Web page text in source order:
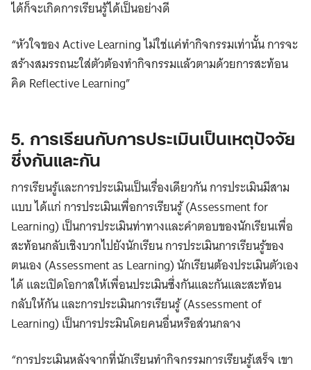
ได้ก็จะเกิดการเรียนรู้ได้เป็นอย่างดี
“หัวใจของ Active Learning ไม่ใช่แค่ทำกิจกรรมเท่านั้น การจะ
สร้างสมรรถนะใส่ตัวต้องทำกิจกรรมแล้วตามด้วยการสะท้อน
คิด Reflective Learning”
5. การเรียนกับการประเมินเป็นเหตุปัจจัย
ซึ่งกันและกัน
การเรียนรู้และการประเมินเป็นเรื่องเดียวกัน การประเมินมีสาม
แบบ ได้แก่ การประเมินเพื่อการเรียนรู้ (Assessment for
Learning) เป็นการประเมินท่าทางและคำตอบของนักเรียนเพื่อ
สะท้อนกลับเชิงบวกไปยังนักเรียน การประเมินการเรียนรู้ของ
ตนเอง (Assessment as Learning) นักเรียนต้องประเมินตัวเอง
ได้ และเปิดโอกาสให้เพื่อนประเมินซึ่งกันและกันและสะท้อน
กลับให้กัน และการประเมินการเรียนรู้ (Assessment of
Learning) เป็นการประมินโดยคนอื่นหรือส่วนกลาง
“การประเมินหลังจากที่นักเรียนทำกิจกรรมการเรียนรู้เสร็จ เขา